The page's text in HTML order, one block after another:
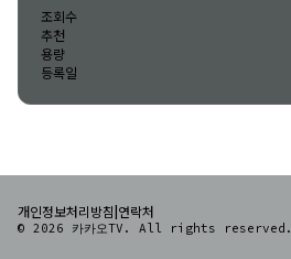
조회수
추천
용량
등록일
개인정보처리방침 연락처
© 2026 카카오TV. All rights reserved.